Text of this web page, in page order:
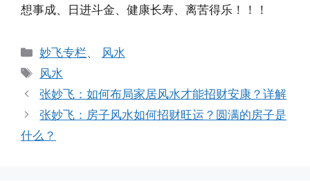
想事成、日进斗金、健康长寿、离苦得乐！！！
分
类
妙飞专栏、 风水
标
签
风水
张妙飞：如何布局家居风水才能招财安康？详解
张妙飞：房子风水如何招财旺运？圆满的房子是
什么？